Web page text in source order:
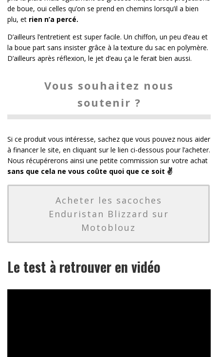
de boue, oui celles qu’on se prend en chemins lorsqu’il a bien
plu, et rien n’a percé.
D’ailleurs l’entretient est super facile. Un chiffon, un peu d’eau et
la boue part sans insister grâce à la texture du sac en polymère.
D’ailleurs après réflexion, le jet d’eau ça le ferait bien aussi.
Vous souhaitez nous
soutenir ?
Si ce produit vous intéresse, sachez que vous pouvez nous aider
à financer le site, en cliquant sur le lien ci-dessous pour l’acheter.
Nous récupérerons ainsi une petite commission sur votre achat
sans que cela ne vous coûte quoi que ce soit ✌️
Acheter les sacoches
Enduristan Blizzard sur
Motoblouz
Le test à retrouver en vidéo